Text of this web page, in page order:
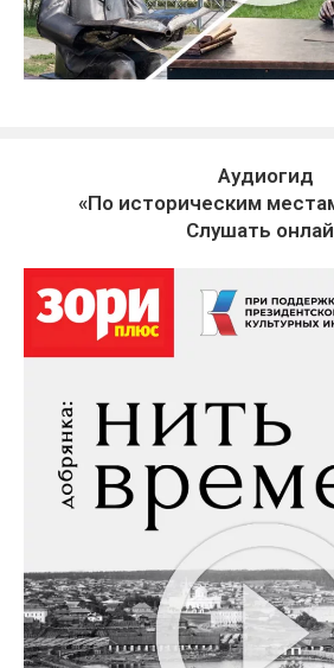
Аудиогид
«По историческим
Слушать